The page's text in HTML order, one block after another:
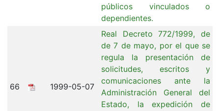
públicos vinculados o
dependientes.
66 1999-05-07
Real Decreto 772/1999, de
de 7 de mayo, por el que se
regula la presentación de
solicitudes, escritos y
comunicaciones ante la
Administración General del
Estado, la expedición de